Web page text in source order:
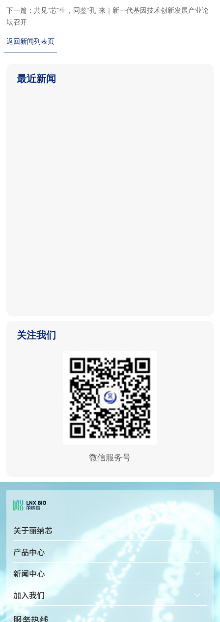
下一篇：共见“芯”生，同鉴“孔”来｜新一代基因技术创新发展产业论
坛召开
返回新闻列表页
最近新闻
关注我们
微信服务号
关于丽纳芯
公司简介
企业文化
荣誉资质
产品中心
固态纳米孔检测仪
固态纳米孔芯片
配套微流体装置
新闻中心
加入我们
热招岗位
服务热线